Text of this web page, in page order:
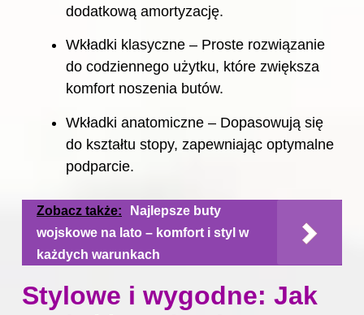
dodatkową amortyzację.
Wkładki klasyczne – Proste rozwiązanie
do codziennego użytku, które zwiększa
komfort noszenia butów.
Wkładki anatomiczne – Dopasowują się
do kształtu stopy, zapewniając optymalne
podparcie.
Zobacz także:
Najlepsze buty
wojskowe na lato – komfort i styl w
każdych warunkach
Stylowe i wygodne: Jak